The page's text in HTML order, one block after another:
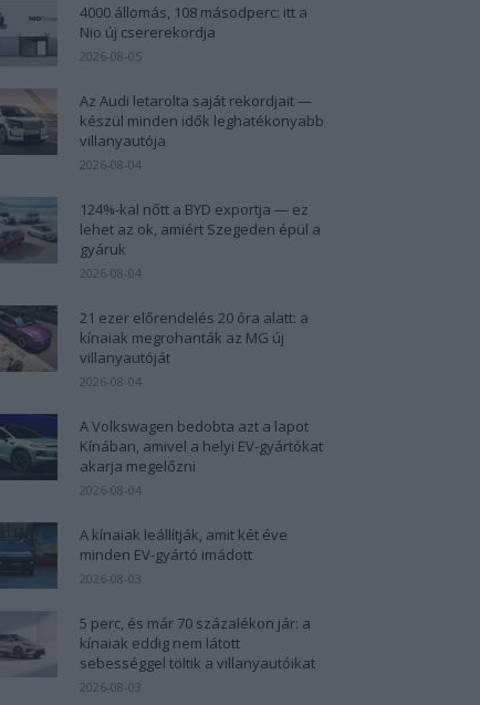
4000 állomás, 108 másodperc: itt a
Nio új csererekordja
2026-08-05
Az Audi letarolta saját rekordjait —
készül minden idők leghatékonyabb
villanyautója
2026-08-04
124%-kal nőtt a BYD exportja — ez
lehet az ok, amiért Szegeden épül a
gyáruk
2026-08-04
21 ezer előrendelés 20 óra alatt: a
kínaiak megrohanták az MG új
villanyautóját
2026-08-04
A Volkswagen bedobta azt a lapot
Kínában, amivel a helyi EV-gyártókat
akarja megelőzni
2026-08-04
A kínaiak leállítják, amit két éve
minden EV-gyártó imádott
2026-08-03
5 perc, és már 70 százalékon jár: a
kínaiak eddig nem látott
sebességgel töltik a villanyautóikat
2026-08-03